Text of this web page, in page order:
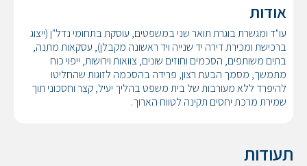
אודות
עו"ד ומגשרת בוגרת תואר שני במשפטים, עוסקת בתחומי נדל"ן (ייצוג
ברכישת ומכירת דירה יד שנייה ויד ראשונה מקבלן), עסקאות מתנה,
בתים משותפים, הסכמים וחוזים שונים, צוואות וירושות, ייפוי כוח
מתמשך, מסמך הבעת רצון, פרידה בהסכמה לזוגות שהחליטו
להיפרד ללא מעורבות של בית משפט בהליך יעיל, קצר וחסכוני תוך
שמירת מרכת יחסים תקינה לטווח הארוך.
תעודות